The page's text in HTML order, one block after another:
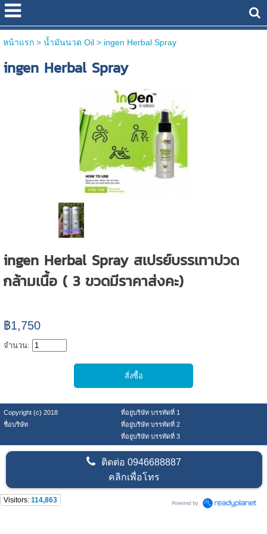
หน้าแรก> น้ำมันนวด Oil > ingen Herbal Spray
ingen Herbal Spray
ingen Herbal Spray สเปรย์บรรเทาปวด
กล้ามเนื้อ ( 3 ขวดมีราคาส่งคะ)
฿1,750
จำนวน:
Copyright (c) 2018
ที่อยู่บริษัท บรรทัดที่ 1
ชื่อบริษัท
ที่อยู่บริษัท บรรทัดที่ 2
ที่อยู่บริษัท บรรทัดที่ 3
ติดต่อ0946688887
คลิกเพื่อโทร
Visitors: 114,863